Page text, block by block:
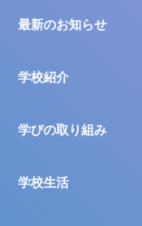
最新のお知らせ
学校紹介
学びの取り組み
学校生活